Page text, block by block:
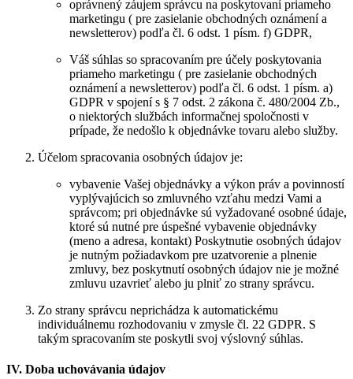
oprávnený záujem správcu na poskytovaní priameho
marketingu ( pre zasielanie obchodných oznámení a
newsletterov) podľa čl. 6 odst. 1 písm. f) GDPR,
Váš súhlas so spracovaním pre účely poskytovania
priameho marketingu ( pre zasielanie obchodných
oznámení a newsletterov) podľa čl. 6 odst. 1 písm. a)
GDPR v spojení s § 7 odst. 2 zákona č. 480/2004 Zb.,
o niektorých službách informačnej spoločnosti v
prípade, že nedošlo k objednávke tovaru alebo služby.
Účelom spracovania osobných údajov je:
vybavenie Vašej objednávky a výkon práv a povinností
vyplývajúcich so zmluvného vzťahu medzi Vami a
správcom; pri objednávke sú vyžadované osobné údaje,
ktoré sú nutné pre úspešné vybavenie objednávky
(meno a adresa, kontakt) Poskytnutie osobných údajov
je nutným požiadavkom pre uzatvorenie a plnenie
zmluvy, bez poskytnutí osobných údajov nie je možné
zmluvu uzavrieť alebo ju plniť zo strany správcu.
Zo strany správcu neprichádza k automatickému
individuálnemu rozhodovaniu v zmysle čl. 22 GDPR. S
takým spracovaním ste poskytli svoj výslovný súhlas.
IV. Doba uchovávania údajov